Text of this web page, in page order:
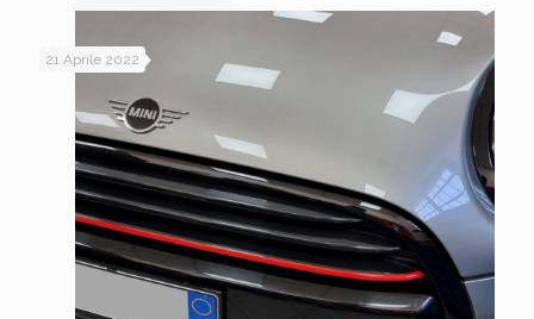
21 Aprile 2022